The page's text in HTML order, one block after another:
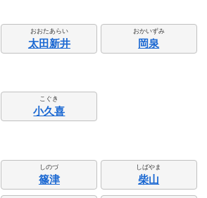
おおたあらい
太田新井
おかいずみ
岡泉
こぐき
小久喜
しのづ
篠津
しばやま
柴山